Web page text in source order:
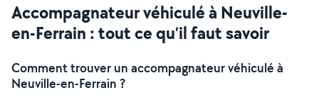
Accompagnateur véhiculé à Neuville-
en-Ferrain : tout ce qu’il faut savoir
Comment trouver un accompagnateur véhiculé à
Neuville-en-Ferrain ?